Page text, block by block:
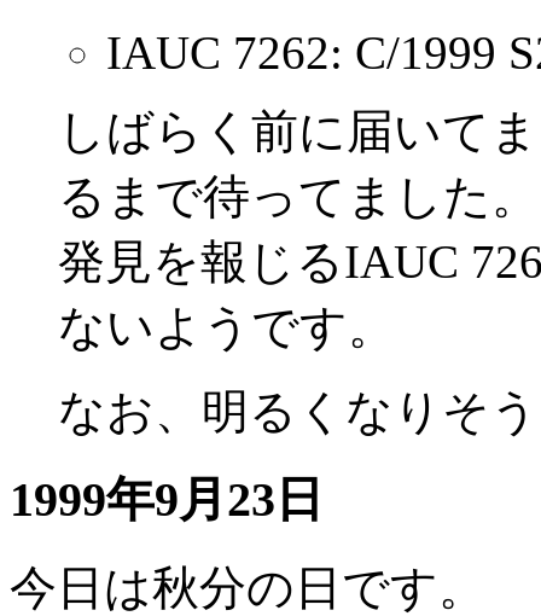
IAUC 7262: C/1999
しばらく前に届いて
るまで待ってました。
発見を報じるIAUC
ないようです。
なお、明るくなりそ
1999年9月23日
今日は秋分の日です。